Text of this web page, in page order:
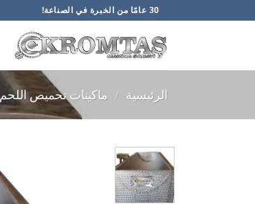
للمحتوى
30 عامًا من الخبرة في الصناعة!
الرئيسية / ماكينات تحميص اللحم